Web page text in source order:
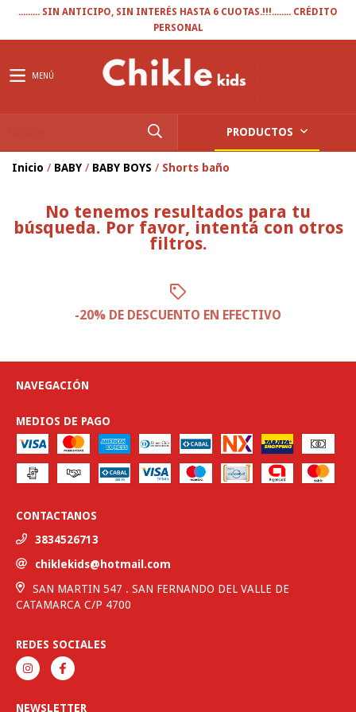
......... SIN ANTICIPO, SIN INTERÉS HASTA 6 CUOTAS.!!!........ CRÉDITO
PERSONAL
MENÚ
PRODUCTOS
Inicio / BABY / BABY BOYS / Shorts baño
No tenemos resultados para tu
búsqueda. Por favor, intentá con otros
filtros.
-20% DE DESCUENTO EN EFECTIVO
NAVEGACIÓN
MEDIOS DE PAGO
CONTACTANOS
3834526713
chiklekids@hotmail.com
SAN MARTIN 547 . SAN FERNANDO DEL VALLE DE
CATAMARCA C/P 4700
REDES SOCIALES
NEWSLETTER